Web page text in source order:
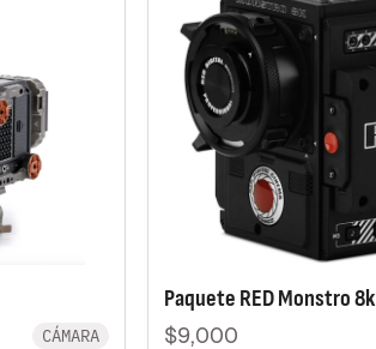
CÁMARA
Paquete RED Monstro 8k
$9,000